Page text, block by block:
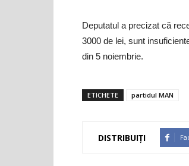
Deputatul a precizat că
3000 de lei, sunt
din 5 noiembrie.
ETICHETE partidul MAN
DISTRIBUIȚI